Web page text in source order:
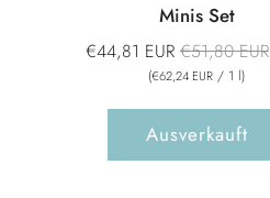
Minis Set
€44,81 EURNormaler
Preis
€51,80 EUR
(€62,24 EUR / 1 l)
Ausverkauft